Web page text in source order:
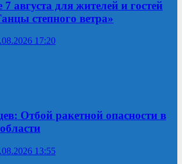
августа для жителей и гостей
степного ветра»
17:20
Отбой ракетной опасности в
13:55